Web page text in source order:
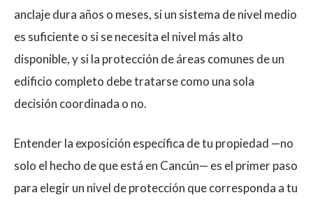
anclaje dura años o meses, si un sistema de nivel medio
es suficiente o si se necesita el nivel más alto
disponible, y si la protección de áreas comunes de un
edificio completo debe tratarse como una sola
decisión coordinada o no.
Entender la exposición específica de tu propiedad —no
solo el hecho de que está en Cancún— es el primer paso
para elegir un nivel de protección que corresponda a tu